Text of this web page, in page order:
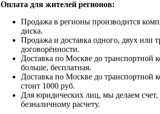
Оплата для жителей регионов:
Продажа в регионы производится
диска.
Продажа и доставка одного, двух или
договорённости.
Доставка по Москве до транспортной
больше, бесплатная.
Доставка по Москве до транспортной
стоит 1000 руб.
Для юридических лиц, мы делаем
безналичному расчету.